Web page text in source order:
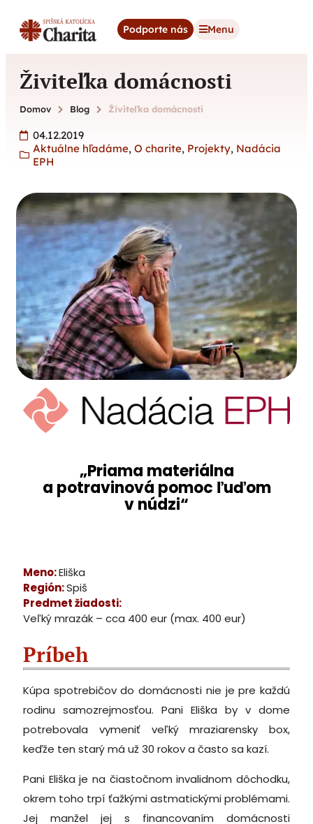
Podporte nás Menu
Živiteľka domácnosti
Domov Blog Živiteľka domácnosti
04.12.2019
Aktuálne hľadáme, O charite, Projekty, Nadácia
EPH
„Priama materiálna
a potravinová pomoc ľuďom
v núdzi“
Meno:Eliška
Región:Spiš
Predmet žiadosti:
Veľký mrazák – cca 400 eur (max. 400 eur)
Príbeh
Kúpa spotrebičov do domácnosti nie je pre každú
rodinu samozrejmosťou. Pani Eliška by v dome
potrebovala vymeniť veľký mraziarensky box,
keďže ten starý má už 30 rokov a často sa kazí.
Pani Eliška je na čiastočnom invalidnom dôchodku,
okrem toho trpí ťažkými astmatickými problémami.
Jej manžel jej s financovaním domácnosti